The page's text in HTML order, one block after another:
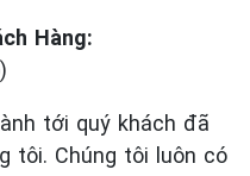
Hàng:
tới quý khách đã
tôi. Chúng tôi luôn có